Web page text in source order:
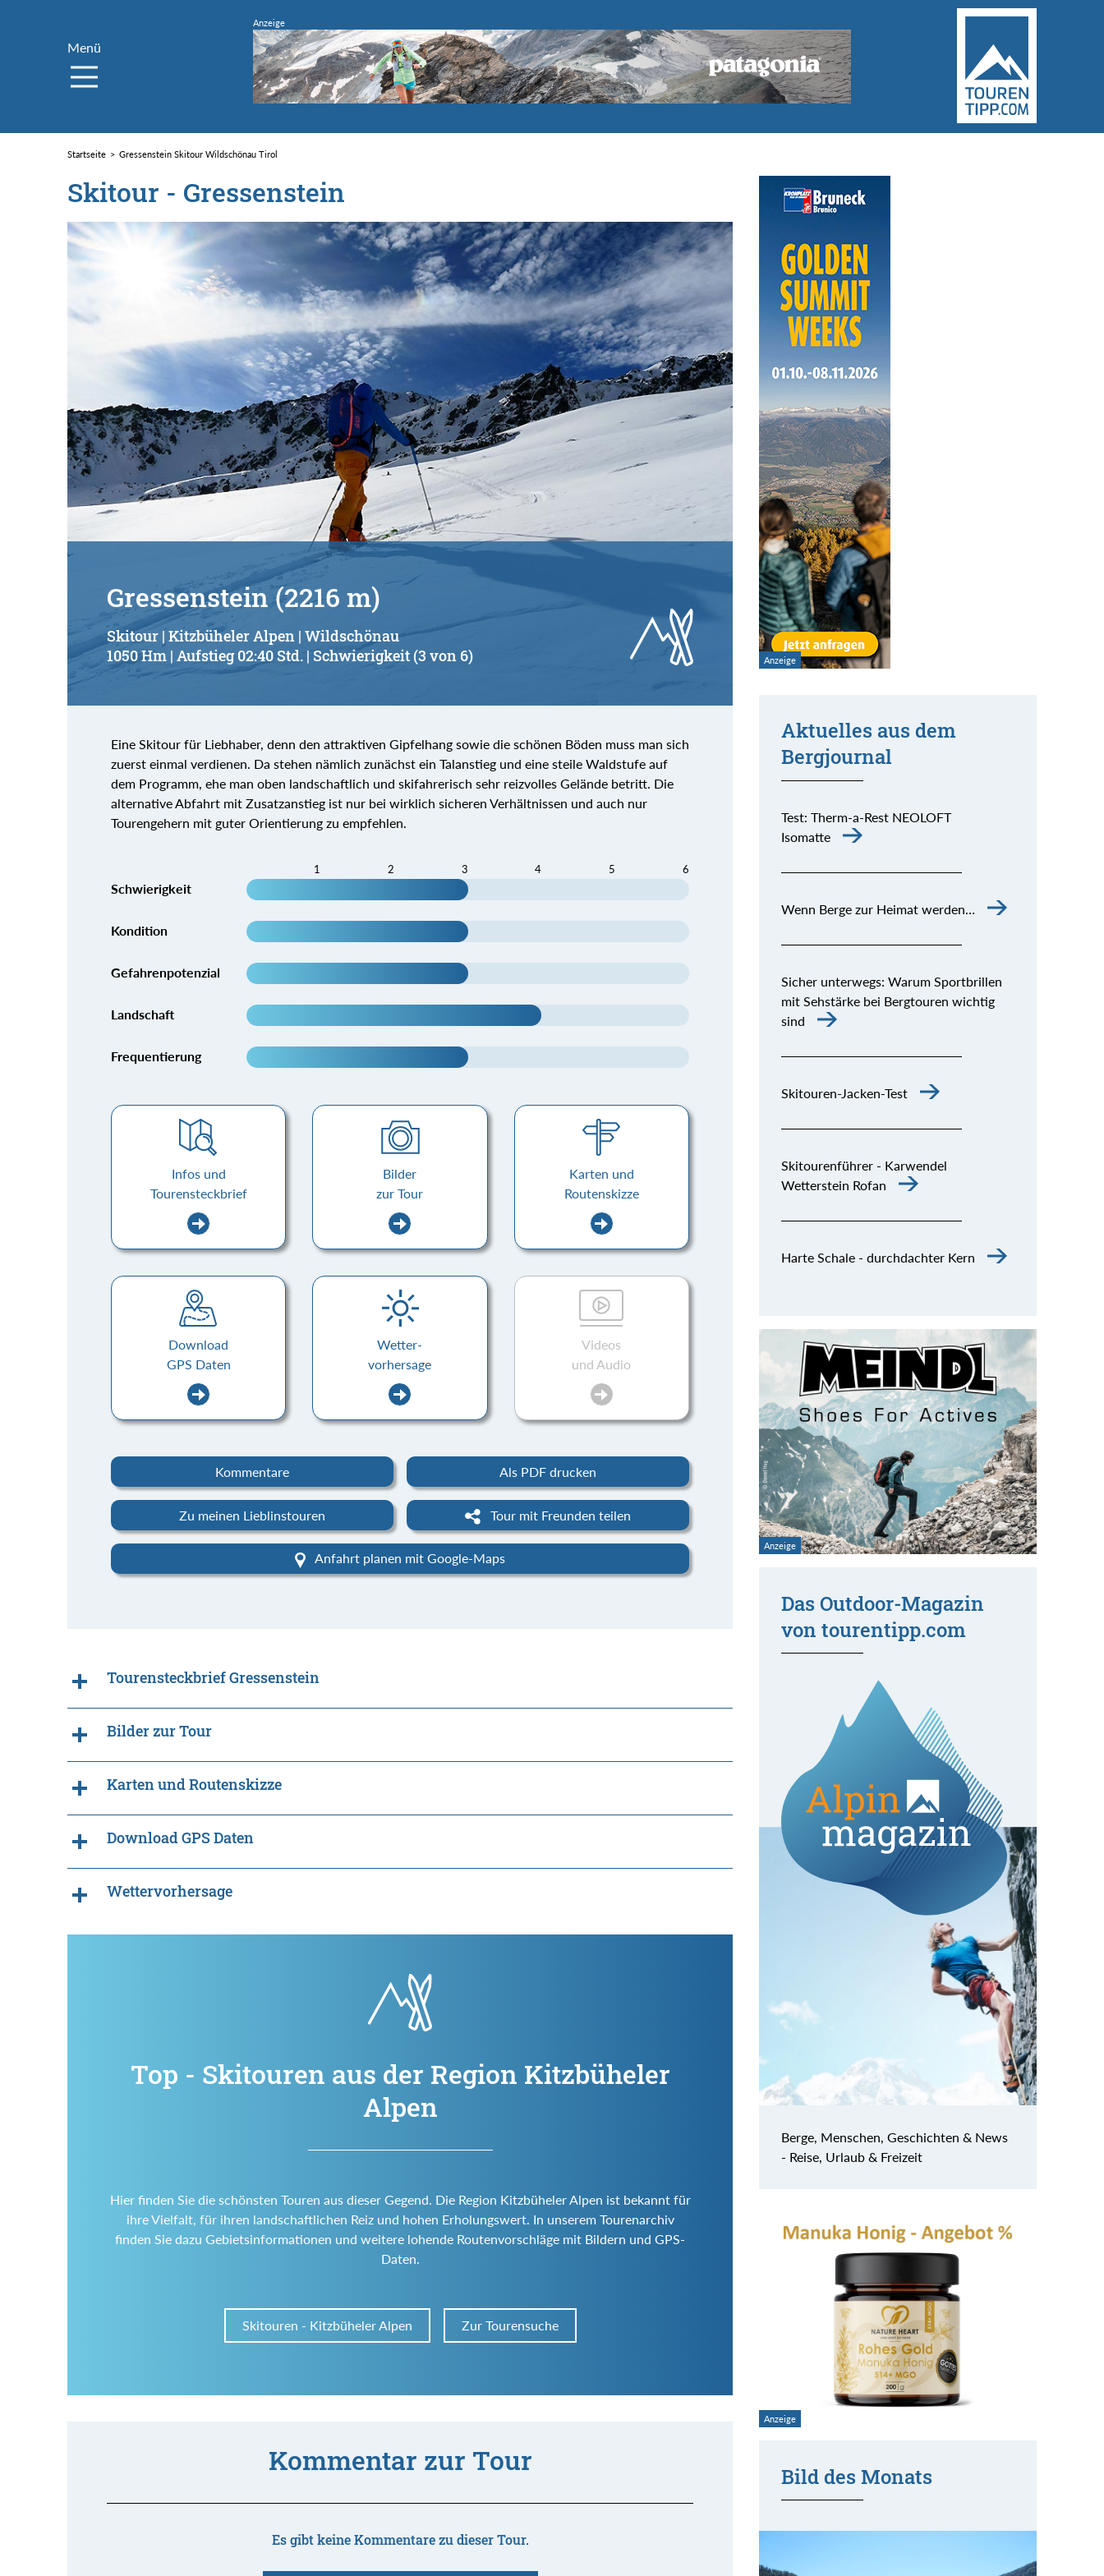
Menü
Startseite Gressenstein Skitour Wildschönau Tirol
Skitour - Gressenstein
Gressenstein (2216 m)
Skitour | Kitzbüheler Alpen | Wildschönau
1050 Hm | Aufstieg 02:40 Std. | Schwierigkeit (3 von 6)
Eine Skitour für Liebhaber, denn den attraktiven Gipfelhang sowie die schönen Böden muss man sich
zuerst einmal verdienen. Da stehen nämlich zunächst ein Talanstieg und eine steile Waldstufe auf
dem Programm, ehe man oben landschaftlich und skifahrerisch sehr reizvolles Gelände betritt. Die
alternative Abfahrt mit Zusatzanstieg ist nur bei wirklich sicheren Verhältnissen und auch nur
Tourengehern mit guter Orientierung zu empfehlen.
1 2 3 4 5 6
Schwierigkeit
Kondition
Gefahrenpotenzial
Landschaft
Frequentierung
Infos und
Tourensteckbrief
Bilder
zur Tour
Karten und
Routenskizze
Download
GPS Daten
Wetter-
vorhersage
Videos
und Audio
Kommentare Als PDF drucken
Zu meinen Lieblinstouren Tour mit Freunden teilen
Anfahrt planen mit Google-Maps
Tourensteckbrief Gressenstein
Bilder zur Tour
Karten und Routenskizze
Download GPS Daten
Wettervorhersage
Top - Skitouren aus der Region Kitzbüheler
Alpen
Hier finden Sie die schönsten Touren aus dieser Gegend. Die Region Kitzbüheler Alpen ist bekannt für
ihre Vielfalt, für ihren landschaftlichen Reiz und hohen Erholungswert. In unserem Tourenarchiv
finden Sie dazu Gebietsinformationen und weitere lohende Routenvorschläge mit Bildern und GPS-
Daten.
Skitouren - Kitzbüheler Alpen Zur Tourensuche
Kommentar zur Tour
Es gibt keine Kommentare zu dieser Tour.
Aktuelles aus dem
Bergjournal
Test: Therm-a-Rest NEOLOFT
Isomatte
Wenn Berge zur Heimat werden…
Sicher unterwegs: Warum Sportbrillen
mit Sehstärke bei Bergtouren wichtig
sind
Skitouren-Jacken-Test
Skitourenführer - Karwendel
Wetterstein Rofan
Harte Schale - durchdachter Kern
Das Outdoor-Magazin
von tourentipp.com
Berge, Menschen, Geschichten & News
- Reise, Urlaub & Freizeit
Bild des Monats